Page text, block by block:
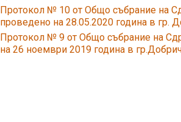
Протокол № 10 от Общо събрание на
проведено на 28.05.2020 година в гр.
Протокол № 9 от Общо събрание на
на 26 ноември 2019 година в